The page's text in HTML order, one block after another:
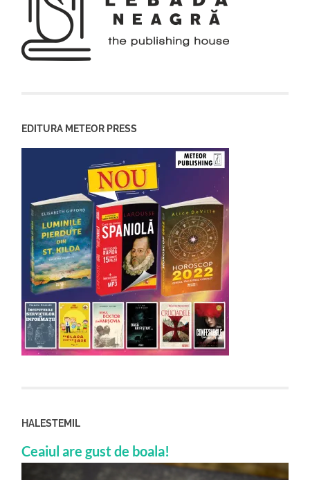
EDITURA METEOR PRESS
HALESTEMIL
Ceaiul are gust de boala!